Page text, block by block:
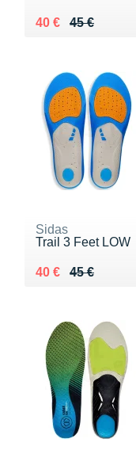
45 €
Au lieu de 45 €
40 €
Vendu 40 €
Sidas
Trail 3 Feet LOW
45 €
Au lieu de 45 €
40 €
Vendu 40 €